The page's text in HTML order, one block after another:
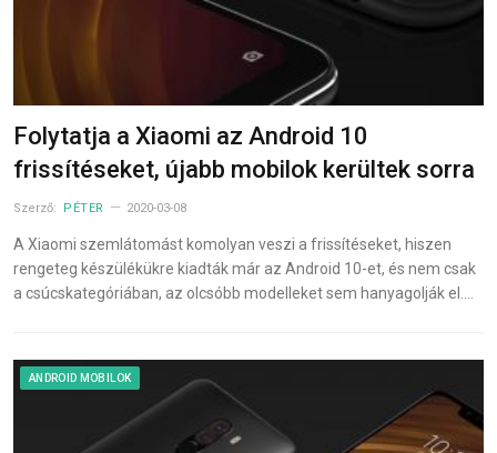
Folytatja a Xiaomi az Android 10
frissítéseket, újabb mobilok kerültek sorra
Szerző: PÉTER 2020-03-08
A Xiaomi szemlátomást komolyan veszi a frissítéseket, hiszen
rengeteg készülékükre kiadták már az Android 10-et, és nem csak
a csúcskategóriában, az olcsóbb modelleket sem hanyagolják el.…
ANDROID MOBILOK